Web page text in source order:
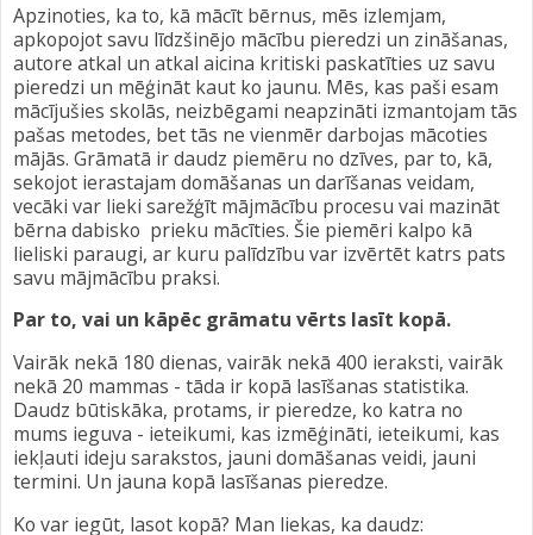
Apzinoties, ka to, kā mācīt bērnus, mēs izlemjam,
apkopojot savu līdzšinējo mācību pieredzi un zināšanas,
autore atkal un atkal aicina kritiski paskatīties uz savu
pieredzi un mēģināt kaut ko jaunu. Mēs, kas paši esam
mācījušies skolās, neizbēgami neapzināti izmantojam tās
pašas metodes, bet tās ne vienmēr darbojas mācoties
mājās. Grāmatā ir daudz piemēru no dzīves, par to, kā,
sekojot ierastajam domāšanas un darīšanas veidam,
vecāki var lieki sarežģīt mājmācību procesu vai mazināt
bērna dabisko prieku mācīties. Šie piemēri kalpo kā
lieliski paraugi, ar kuru palīdzību var izvērtēt katrs pats
savu mājmācību praksi.
Par to, vai un kāpēc grāmatu vērts lasīt kopā.
Vairāk nekā 180 dienas, vairāk nekā 400 ieraksti, vairāk
nekā 20 mammas - tāda ir kopā lasīšanas statistika.
Daudz būtiskāka, protams, ir pieredze, ko katra no
mums ieguva - ieteikumi, kas izmēģināti, ieteikumi, kas
iekļauti ideju sarakstos, jauni domāšanas veidi, jauni
termini. Un jauna kopā lasīšanas pieredze.
Ko var iegūt, lasot kopā? Man liekas, ka daudz: